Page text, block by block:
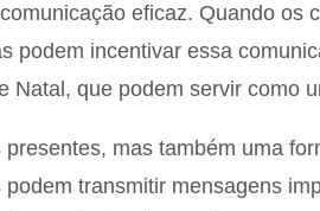
eficaz. Quando
podem incentivar essa
que podem servir como
mas também uma
transmitir mensagens